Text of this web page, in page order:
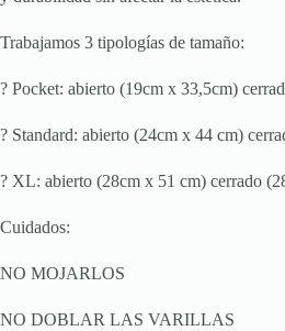
Trabajamos 3 tipologías de tamaño:
? Pocket: abierto (19cm x 33,5cm)
? Standard: abierto (24cm x 44 cm)
? XL: abierto (28cm x 51 cm) cerrado
Cuidados:
NO MOJARLOS
NO DOBLAR LAS VARILLAS